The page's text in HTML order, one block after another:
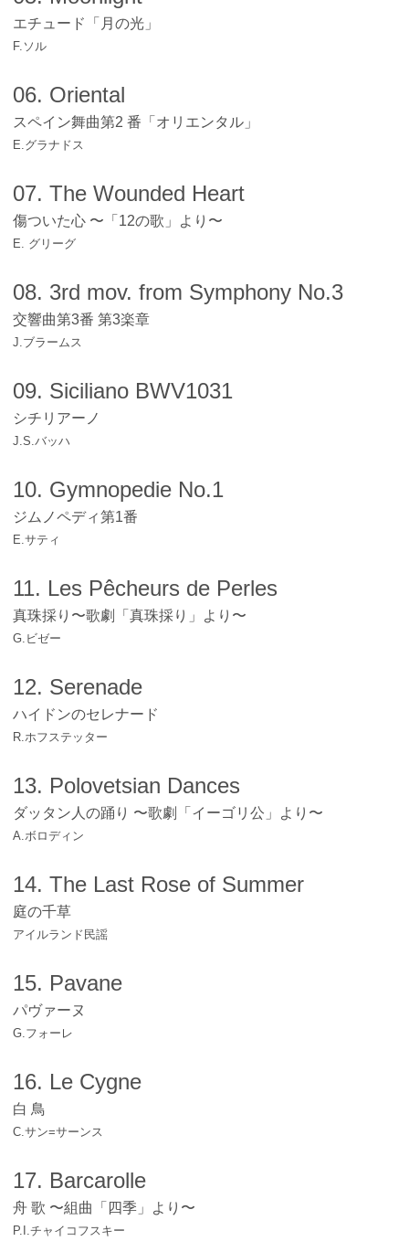
エチュード「月の光」
F.ソル
06. Oriental
スペイン舞曲第2 番「オリエンタル」
E.グラナドス
07. The Wounded Heart
傷ついた心 〜「12の歌」より〜
E. グリーグ
08. 3rd mov. from Symphony No.3
交響曲第3番 第3楽章
J.ブラームス
09. Siciliano BWV1031
シチリアーノ
J.S.バッハ
10. Gymnopedie No.1
ジムノペディ第1番
E.サティ
11. Les Pêcheurs de Perles
真珠採り〜歌劇「真珠採り」より〜
G.ビゼー
12. Serenade
ハイドンのセレナード
R.ホフステッター
13. Polovetsian Dances
ダッタン人の踊り 〜歌劇「イーゴリ公」より〜
A.ボロディン
14. The Last Rose of Summer
庭の千草
アイルランド民謡
15. Pavane
パヴァーヌ
G.フォーレ
16. Le Cygne
白 鳥
C.サン=サーンス
17. Barcarolle
舟 歌 〜組曲「四季」より〜
P.I.チャイコフスキー